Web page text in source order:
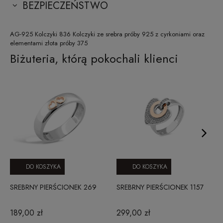
BEZPIECZEŃSTWO
AG-925 Kolczyki 836 Kolczyki ze srebra próby 925 z cyrkoniami oraz
elementami złota próby 375
Biżuteria, którą pokochali klienci
SREBRNY PIERŚCIONEK 269
189,00 zł
DO KOSZYKA
SREBRNY PIERŚCIONEK 1157
299,00 zł
DO KOSZYKA